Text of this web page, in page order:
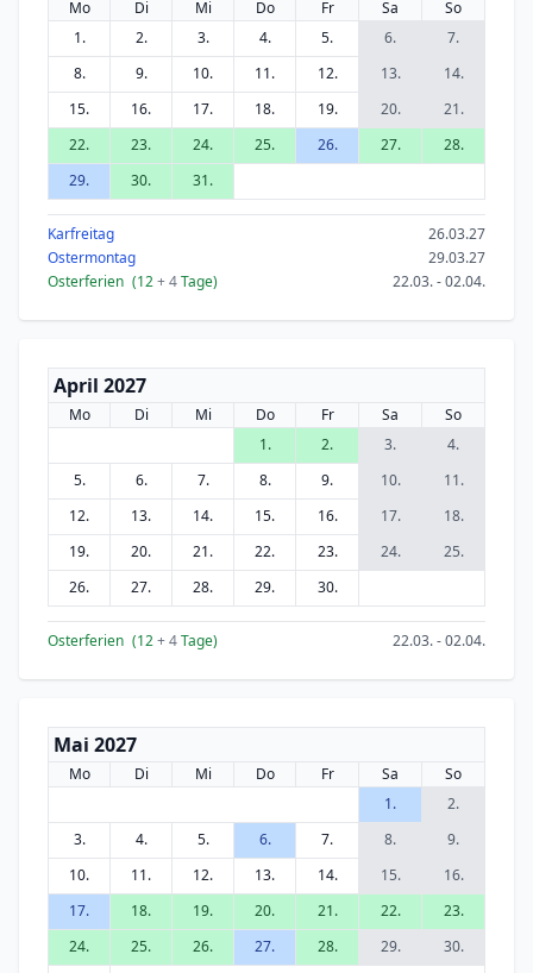
Mo Di Mi Do Fr Sa
So
1.
2. 3. 4. 5. 6.
7.
8.
9. 10. 11. 12. 13.
14.
15.
16. 17. 18. 19. 20.
21.
22.
23. 24. 25. 26. 27.
28.
29.
30. 31.
Karfreitag
26.03.27
Ostermontag
29.03.27
Osterferien (12+ 4Tage) 22.03. - 02.04.
April 2027
Mo Di Mi Do Fr Sa
So
1.
2. 3.
4.
5.
6. 7. 8. 9. 10.
11.
12.
13. 14. 15. 16. 17.
18.
19.
20. 21. 22. 23. 24.
25.
26.
27. 28. 29. 30.
Osterferien (12+ 4Tage) 22.03. - 02.04.
Mai 2027
Mo Di Mi Do Fr Sa
So
1.
2.
3.
4. 5. 6. 7. 8.
9.
10.
11. 12. 13. 14. 15.
16.
17.
18. 19. 20. 21. 22.
23.
24.
25. 26. 27. 28. 29.
30.